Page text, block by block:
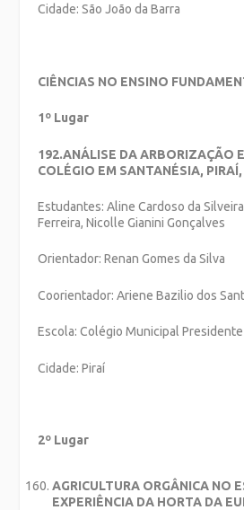
Cidade: São João da Barra
CIÊNCIAS NO ENSINO
1º Lugar
192.ANÁLISE DA ARBORIZAÇÃO
COLÉGIO EM SANTANÉSIA, PIRAÍ,
Estudantes: Aline Cardoso da
Ferreira, Nicolle Gianini Gonçalves
Orientador: Renan Gomes da Silva
Coorientador: Ariene Bazilio dos
Escola: Colégio Municipal
Cidade: Piraí
2º Lugar
AGRICULTURA ORGÂNICA NO
EXPERIÊNCIA DA HORTA DA